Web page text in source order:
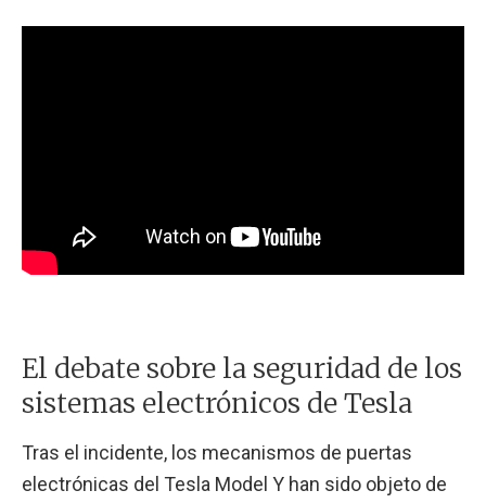
El debate sobre la seguridad de los
sistemas electrónicos de Tesla
Tras el incidente, los mecanismos de puertas
electrónicas del Tesla Model Y han sido objeto de